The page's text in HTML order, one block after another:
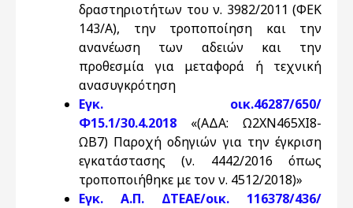
δραστηριοτήτων του ν. 3982/2011 (ΦΕΚ
143/Α), την τροποποίηση και την
ανανέωση των αδειών και την
προθεσμία για μεταφορά ή τεχνική
ανασυγκρότηση
Εγκ. οικ.46287/650/
Φ15.1/30.4.2018 «(ΑΔΑ: Ω2ΧΝ465ΧΙ8-
ΩΒ7) Παροχή οδηγιών για την έγκριση
εγκατάστασης (ν. 4442/2016 όπως
τροποποιήθηκε με τον ν. 4512/2018)»
Εγκ. Α.Π. ΔΤΕΑΕ/οικ. 116378/436/